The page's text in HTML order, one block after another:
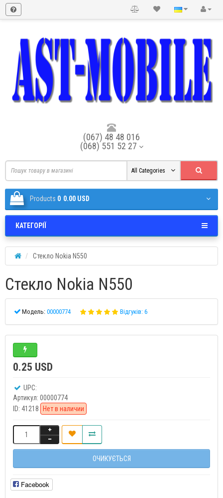
(067) 48 48 016
(068) 551 52 27
All Categories
Products 0 0.00 USD
КАТЕГОРІЇ
Стекло Nokia N550
Стекло Nokia N550
Модель: 00000774 Відгуків: 6
0.25 USD
UPC:
Артикул: 00000774
ID: 41218 Нет в наличии
ОЧИКУЄТЬСЯ
Facebook